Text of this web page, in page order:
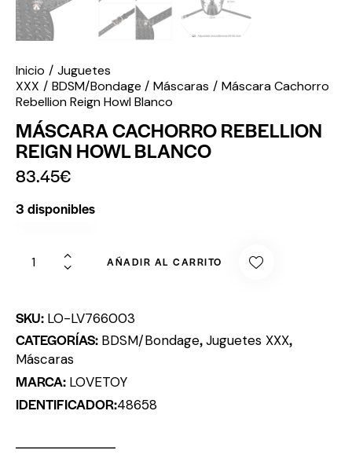
Inicio
Juguetes
XXX
BDSM/Bondage Máscaras
Máscara Cachorro
Rebellion Reign Howl Blanco
MÁSCARA CACHORRO REBELLION
REIGN HOWL BLANCO
83.45€
3 disponibles
AÑADIR AL CARRITO
SKU: LO-LV766003
CATEGORÍAS: BDSM/Bondage,Juguetes XXX,
Máscaras
MARCA: LOVETOY
IDENTIFICADOR:48658